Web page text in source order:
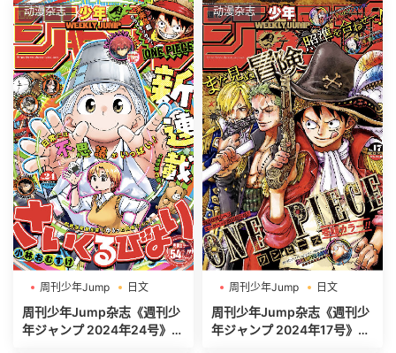
动漫杂志
周刊少年Jump
日文
週刊少年ジャンプ
周刊少年Jump杂志《週刊少
年ジャンプ 2024年24号》高
动漫杂志
周刊少年Jump
日文
週刊少年ジャンプ
周刊少年Jump杂志《週刊少
年ジャンプ 2024年17号》高